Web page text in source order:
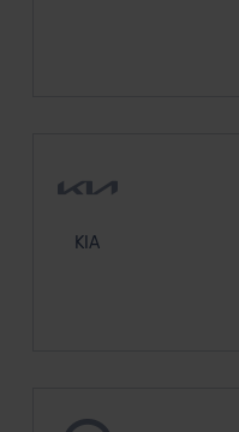
KIA